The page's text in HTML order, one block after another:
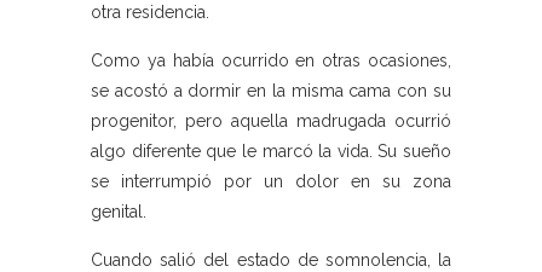
otra residencia.
Como ya había ocurrido en otras ocasiones,
se acostó a dormir en la misma cama con su
progenitor, pero aquella madrugada ocurrió
algo diferente que le marcó la vida. Su sueño
se interrumpió por un dolor en su zona
genital.
Cuando salió del estado de somnolencia, la